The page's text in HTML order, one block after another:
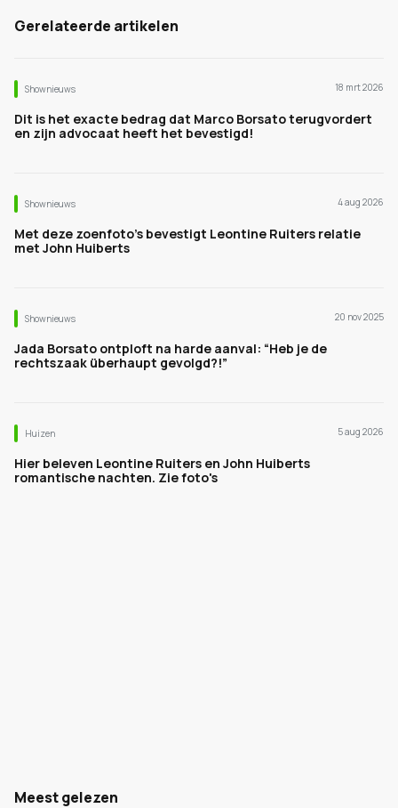
Gerelateerde artikelen
Shownieuws 18 mrt 2026
Dit is het exacte bedrag dat Marco Borsato terugvordert
en zijn advocaat heeft het bevestigd!
Shownieuws 4 aug 2026
Met deze zoenfoto's bevestigt Leontine Ruiters relatie
met John Huiberts
Shownieuws 20 nov 2025
Jada Borsato ontploft na harde aanval: “Heb je de
rechtszaak überhaupt gevolgd?!”
Huizen 5 aug 2026
Hier beleven Leontine Ruiters en John Huiberts
romantische nachten. Zie foto's
Meest gelezen